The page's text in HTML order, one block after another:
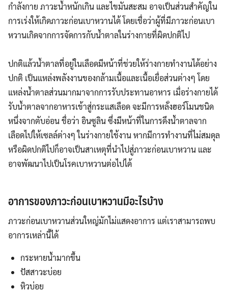
กำลังกาย ภาวะน้ำหนักเกิน และไขมันสะสม อาจเป็นส่วนสำคัญใน
การเร่งให้เกิดภาวะก่อนเบาหวานได้ โดยเชื่อว่าผู้ที่มีภาวะก่อนเบา
หวานเกิดจากการจัดการกับน้ำตาลในร่างกายที่ผิดปกติไป
ปกติแล้วน้ำตาลที่อยู่ในเลือดมีหน้าที่ช่วยให้ร่างกายทำงานได้อย่าง
ปกติ เป็นแหล่งพลังงานของกล้ามเนื้อและเนื้อเยื่อส่วนต่างๆ โดย
แหล่งน้ำตาลส่วนมากมาจากการรับประทานอาหาร เมื่อร่างกายได้
รับน้ำตาลจากอาหารเข้าสู่กระแสเลือด จะมีการหลั่งฮอร์โมนชนิด
หนึ่งจากตับอ่อน ชื่อว่า อินซูลิน ซึ่งมีหน้าที่ในการดึงน้ำตาลจาก
เลือดไปให้เซลล์ต่างๆ ในร่างกายใช้งาน หากมีการทำงานที่ไม่สมดุล
หรือผิดปกติไปก็อาจเป็นสาเหตุที่นำไปสู่ภาวะก่อนเบาหวาน และ
อาจพัฒนาไปเป็นโรคเบาหวานต่อไปได้
อาการของภาวะก่อนเบาหวานมีอะไรบ้าง
ภาวะก่อนเบาหวานส่วนใหญ่มักไม่แสดงอาการ แต่เราสามารถพบ
อาการเหล่านี้ได้
กระหายน้ำมากขึ้น
ปัสสาวะบ่อย
หิวบ่อย